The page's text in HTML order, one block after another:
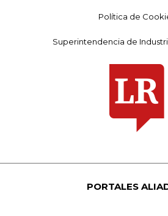
Política de
Superintendencia de
PORTALES